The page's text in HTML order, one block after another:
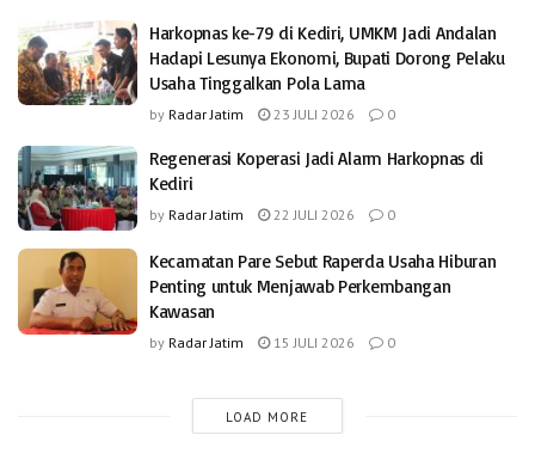
Harkopnas ke-79 di Kediri, UMKM Jadi Andalan
Hadapi Lesunya Ekonomi, Bupati Dorong Pelaku
Usaha Tinggalkan Pola Lama
by Radar Jatim 23 JULI 2026 0
Regenerasi Koperasi Jadi Alarm Harkopnas di
Kediri
by Radar Jatim 22 JULI 2026 0
Kecamatan Pare Sebut Raperda Usaha Hiburan
Penting untuk Menjawab Perkembangan
Kawasan
by Radar Jatim 15 JULI 2026 0
LOAD MORE